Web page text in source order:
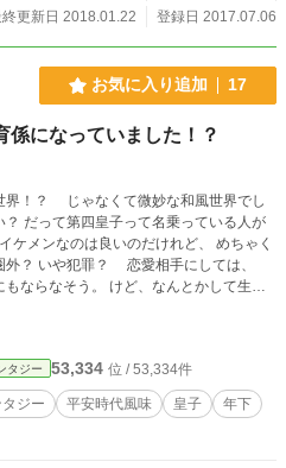
更新日 2018.01.22
登録日 2017.07.06
お気に入り追加 17
係になっていました！？
界！？ じゃなくて微妙な和風世界でし
だって第四皇子って名乗っている人が
メンなのは良いのだけれど、 めちゃく
恋愛相手にしては、
ならなそう。 けど、なんとかして生き
の皇家、二百年を待たずして滅びる
吉。 けどさ、私の寿命はそんなに長
なって思っていたのに。 あれよあれよ
タジー 53,334 位 / 53,334件
ジー 平安時代風味 皇子
年下